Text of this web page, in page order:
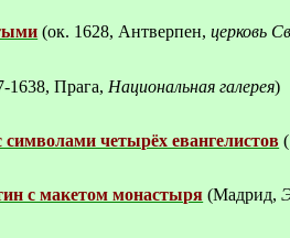
(ок. 1628, Антверпен,церковь С
1638, Прага, Национальная галерея)
четырёх евангелистов
с макетом монастыря (Мадрид,